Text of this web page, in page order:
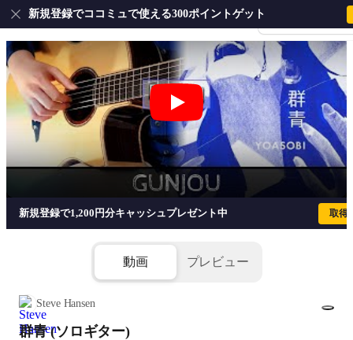
会員登録・ログイ
新規登録でココミュで使える300ポイントゲット
群青 (ソロギター) - YOASOBI
新規登録で1,200円分キャッシュプレゼント中 取得
動画 プレビュー
Steve Hansen
群青 (ソロギター)